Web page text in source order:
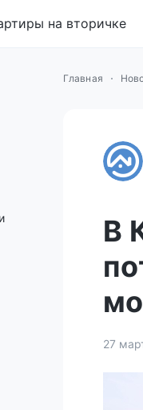
на вторичке
Главная
В
27